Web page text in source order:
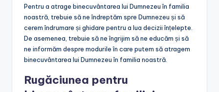
Pentru a atrage binecuvântarea lui Dumnezeu în familia
noastră, trebuie să ne îndreptăm spre Dumnezeu și să
cerem îndrumare și ghidare pentru a lua decizii înțelepte.
De asemenea, trebuie să ne îngrijim să ne educăm și să
ne informăm despre modurile în care putem să atragem
binecuvântarea lui Dumnezeu în familia noastră.
Rugăciunea pentru